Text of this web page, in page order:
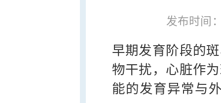
发布时间
早期发育阶段的
物干扰，心脏作
能的发育异常与